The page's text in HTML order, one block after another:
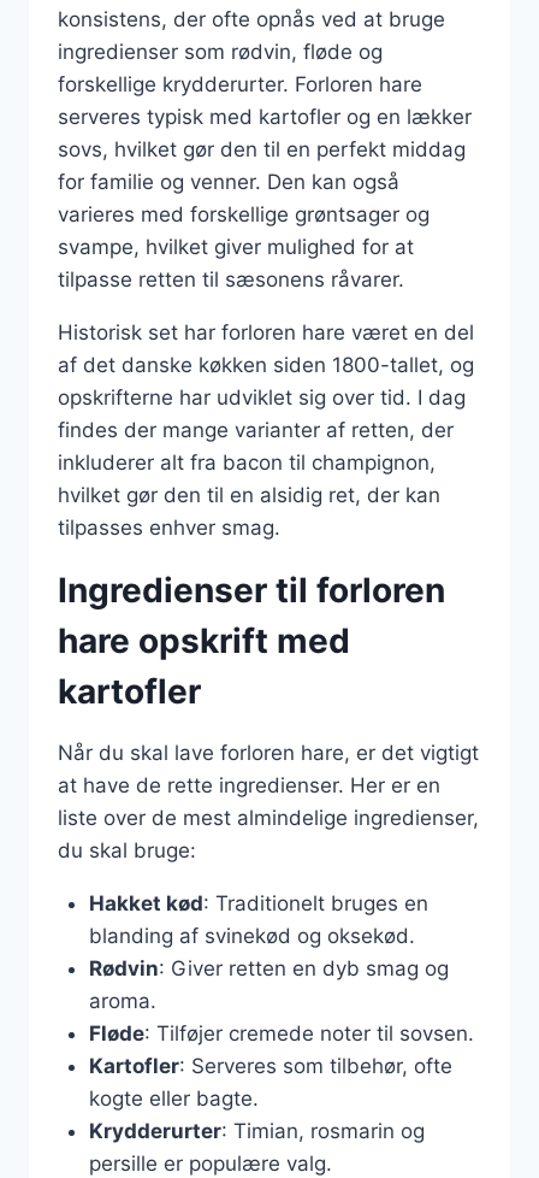
konsistens, der ofte opnås ved at bruge
ingredienser som rødvin, fløde og
forskellige krydderurter. Forloren hare
serveres typisk med kartofler og en lækker
sovs, hvilket gør den til en perfekt middag
for familie og venner. Den kan også
varieres med forskellige grøntsager og
svampe, hvilket giver mulighed for at
tilpasse retten til sæsonens råvarer.
Historisk set har forloren hare været en del
af det danske køkken siden 1800-tallet, og
opskrifterne har udviklet sig over tid. I dag
findes der mange varianter af retten, der
inkluderer alt fra bacon til champignon,
hvilket gør den til en alsidig ret, der kan
tilpasses enhver smag.
Ingredienser til forloren
hare opskrift med
kartofler
Når du skal lave forloren hare, er det vigtigt
at have de rette ingredienser. Her er en
liste over de mest almindelige ingredienser,
du skal bruge:
Hakket kød: Traditionelt bruges en
blanding af svinekød og oksekød.
Rødvin: Giver retten en dyb smag og
aroma.
Fløde: Tilføjer cremede noter til sovsen.
Kartofler: Serveres som tilbehør, ofte
kogte eller bagte.
Krydderurter: Timian, rosmarin og
persille er populære valg.